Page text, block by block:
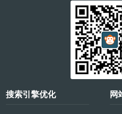
搜索引擎优化 网